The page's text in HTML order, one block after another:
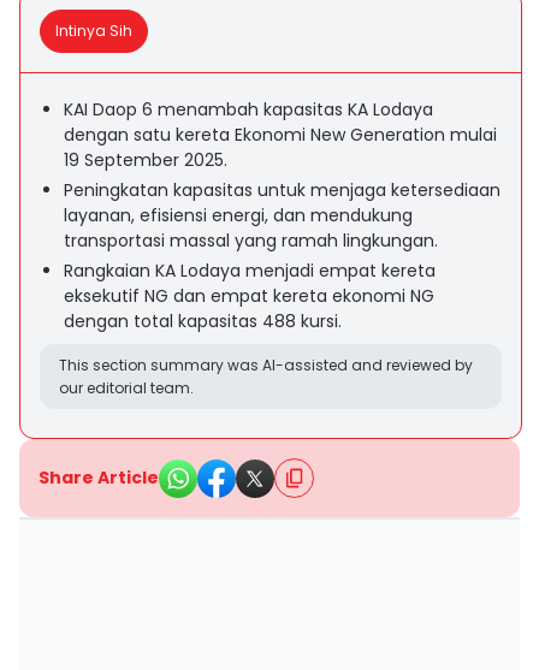
Intinya Sih
KAI Daop 6 menambah kapasitas KA Lodaya
dengan satu kereta Ekonomi New Generation mulai
19 September 2025.
Peningkatan kapasitas untuk menjaga ketersediaan
layanan, efisiensi energi, dan mendukung
transportasi massal yang ramah lingkungan.
Rangkaian KA Lodaya menjadi empat kereta
eksekutif NG dan empat kereta ekonomi NG
dengan total kapasitas 488 kursi.
This section summary was AI-assisted and reviewed by
our editorial team.
Share Article